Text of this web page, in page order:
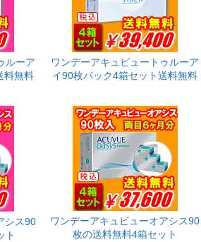
ルーア
料無料
ワンデーアキュビュートゥルーア
イ90枚パック4箱セット送料無料
シス90
ト
ワンデーアキュビューオアシス90
枚の送料無料4箱セット